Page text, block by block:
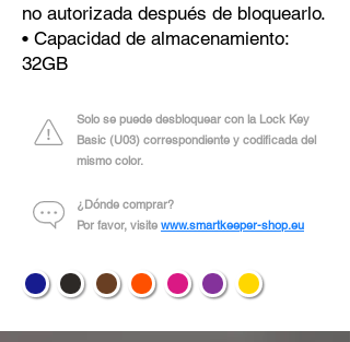
no autorizada después de bloquearlo.
• Capacidad de almacenamiento:
32GB
Solo se puede desbloquear con la Lock Key
Basic (U03) correspondiente y codificada del
mismo color.
¿Dónde comprar?
Por favor, visite www.smartkeeper-shop.eu